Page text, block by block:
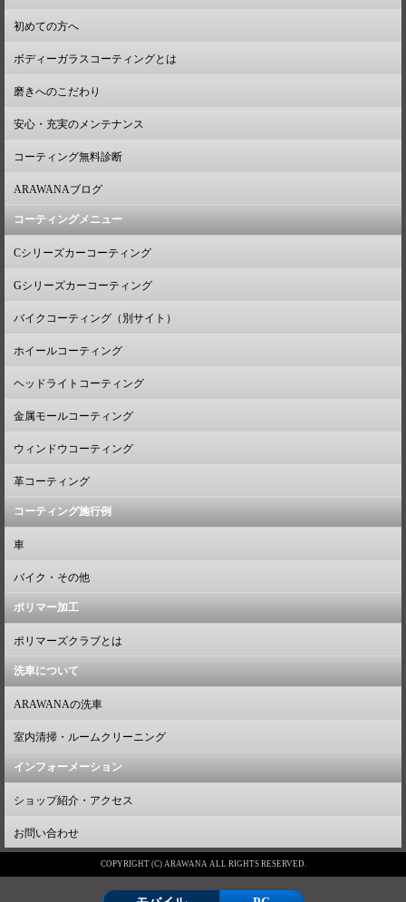
初めての方へ
ボディーガラスコーティングとは
磨きへのこだわり
安心・充実のメンテナンス
コーティング無料診断
ARAWANAブログ
コーティングメニュー
Cシリーズカーコーティング
Gシリーズカーコーティング
バイクコーティング（別サイト）
ホイールコーティング
ヘッドライトコーティング
金属モールコーティング
ウィンドウコーティング
革コーティング
コーティング施行例
車
バイク・その他
ポリマー加工
ポリマーズクラブとは
洗車について
ARAWANAの洗車
室内清掃・ルームクリーニング
インフォーメーション
ショップ紹介・アクセス
お問い合わせ
COPYRIGHT (C) ARAWANA ALL RIGHTS RESERVED.